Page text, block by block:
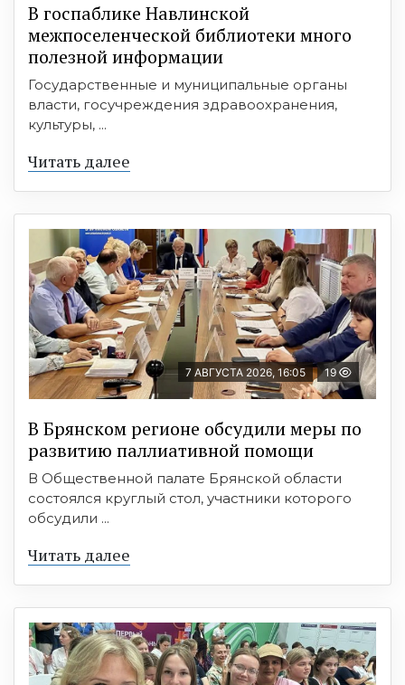
В госпаблике Навлинской
межпоселенческой библиотеки много
полезной информации
Государственные и муниципальные органы
власти, госучреждения здравоохранения,
культуры, ...
Читать далее
7 АВГУСТА 2026, 16:05 19
В Брянском регионе обсудили меры по
развитию паллиативной помощи
В Общественной палате Брянской области
состоялся круглый стол, участники которого
обсудили ...
Читать далее